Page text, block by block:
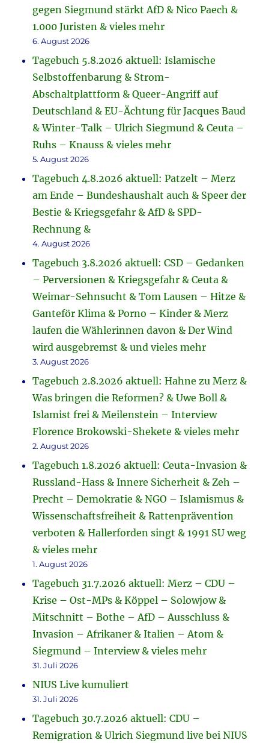
gegen Siegmund stärkt AfD & Nico Paech &
1.000 Juristen & vieles mehr
6. August 2026
Tagebuch 5.8.2026 aktuell: Islamische
Selbstoffenbarung & Strom-
Abschaltplattform & Queer-Angriff auf
Deutschland & EU-Ächtung für Jacques Baud
& Winter-Talk – Ulrich Siegmund & Ceuta –
Ruhs – Knauss & vieles mehr
5. August 2026
Tagebuch 4.8.2026 aktuell: Patzelt – Merz
am Ende – Bundeshaushalt auch & Speer der
Bestie & Kriegsgefahr & AfD & SPD-
Rechnung &
4. August 2026
Tagebuch 3.8.2026 aktuell: CSD – Gedanken
– Perversionen & Kriegsgefahr & Ceuta &
Weimar-Sehnsucht & Tom Lausen – Hitze &
Ganteför Klima & Porno – Kinder & Merz
laufen die Wählerinnen davon & Der Wind
wird ausgebremst & und vieles mehr
3. August 2026
Tagebuch 2.8.2026 aktuell: Hahne zu Merz &
Was bringen die Reformen? & Uwe Boll &
Islamist frei & Meilenstein – Interview
Florence Brokowski-Shekete & vieles mehr
2. August 2026
Tagebuch 1.8.2026 aktuell: Ceuta-Invasion &
Russland-Hass & Innere Sicherheit & Zeh –
Precht – Demokratie & NGO – Islamismus &
Wissenschaftsfreiheit & Rattenprävention
verboten & Hallerforden singt & 1991 SU weg
& vieles mehr
1. August 2026
Tagebuch 31.7.2026 aktuell: Merz – CDU –
Krise – Ost-MPs & Köppel – Solowjow &
Mitschnitt – Bothe – AfD – Ausschluss &
Invasion – Afrikaner & Italien – Atom &
Siegmund – Interview & vieles mehr
31. Juli 2026
NIUS Live kumuliert
31. Juli 2026
Tagebuch 30.7.2026 aktuell: CDU –
Remigration & Ulrich Siegmund live bei NIUS